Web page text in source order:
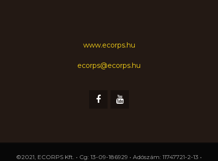
www.ecorps.hu
ecorps@ecorps.hu
©2021, ECORPS Kft. • Cg: 13-09-186929 • Adószám: 11747721-2-13 •